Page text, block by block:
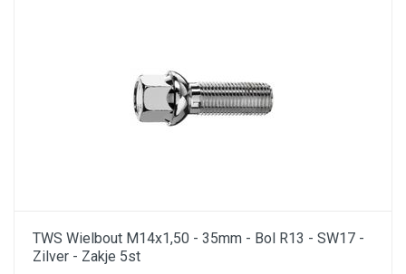
TWS Wielbout M14x1,50 - 35mm - Bol R13 - SW17 -
Zilver - Zakje 5st